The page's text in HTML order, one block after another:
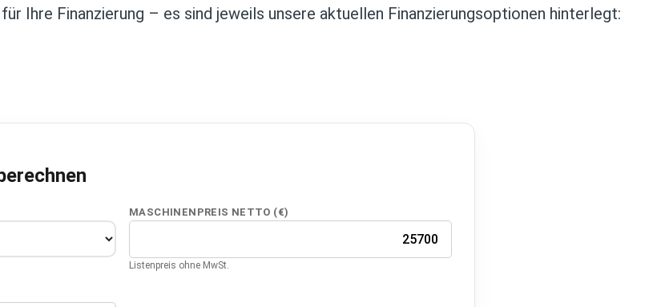
Ihre Finanzierung – es sind jeweils unsere aktuellen Finanzierungsoptionen hinterlegt:
MASCHINENPREIS NETTO (€)
Listenpreis ohne MwSt.